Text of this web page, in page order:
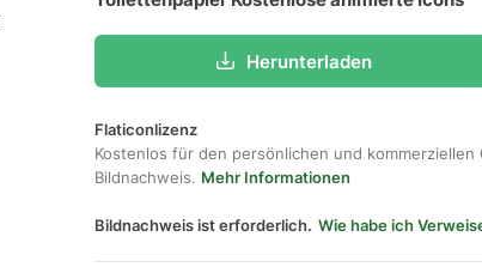
Herunterladen
Flaticonlizenz
Kostenlos für den persönlichen und kommerziellen
Bildnachweis. Mehr Informationen
Bildnachweis ist erforderlich. Wie habe ich